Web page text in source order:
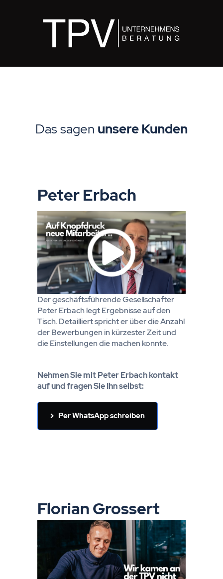
Das sagen unsereKunden
Peter Erbach
Der geschäftsführende Gesellschafter
Peter Erbach legt Ergebnisse auf den
Tisch. Detailliert spricht er über die Anzahl
der Bewerbungen in kürzester Zeit und
die Einstellungen die machen konnte.
Nehmen Sie mit Peter Erbach kontakt
auf und fragen Sie Ihn selbst:
Per WhatsApp schreiben
Florian Grossert